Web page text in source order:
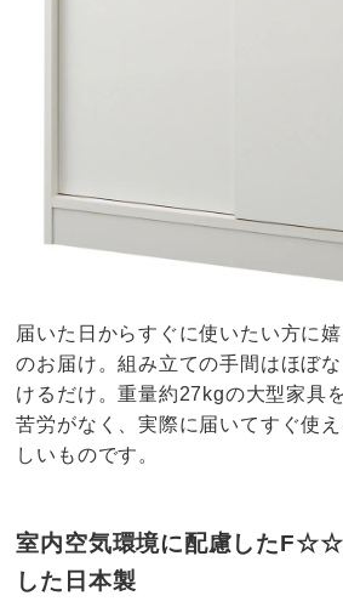
届いた日からすぐに使いたい方に
のお届け。組み立ての手間はほぼ
けるだけ。重量約27kgの大型家具
苦労がなく、実際に届いてすぐ使
しいものです。
室内空気環境に配慮した
した日本製